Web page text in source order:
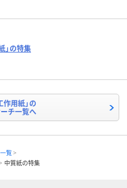
の特集
作用紙」の
チ一覧へ
覧
中質紙の特集